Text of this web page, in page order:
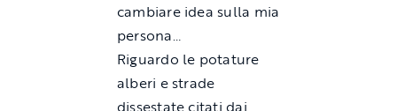
cambiare idea sulla mia
persona…
Riguardo le potature
alberi e strade
dissestate citati dai